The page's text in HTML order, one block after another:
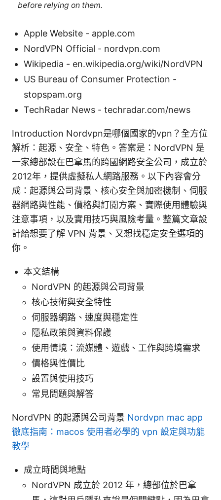
before relying on them.
Apple Website - apple.com
NordVPN Official - nordvpn.com
Wikipedia - en.wikipedia.org/wiki/NordVPN
US Bureau of Consumer Protection -
stopspam.org
TechRadar News - techradar.com/news
Introduction Nordvpn是哪個國家的vpn？全方位
解析：起源、安全、特色。答案是：NordVPN 是
一家總部設在巴拿馬的跨國網路安全公司，成立於
2012年，提供虛擬私人網路服務。以下內容會分
成：起源與公司背景、核心安全與加密機制、伺服
器網路與性能、價格與訂閱方案、實際使用體驗與
注意事項，以及實用技巧與風險考量。整篇文章設
計給想要了解 VPN 背景、又想找穩定安全選項的
你。
本文結構
NordVPN 的起源與公司背景
核心技術與安全特性
伺服器網路、速度與穩定性
隱私政策與資料保護
使用情境：流媒體、遊戲、工作與跨境需求
價格與性價比
設置與使用技巧
常見問題與解答
NordVPN 的起源與公司背景 Nordvpn mac app
徹底指南：macos 使用者必學的 vpn 設定與功能
教學
成立時間與地點
NordVPN 成立於 2012 年，總部位於巴拿